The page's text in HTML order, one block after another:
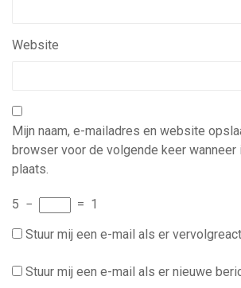
Website
Mijn naam, e-mailadres en website
browser voor de volgende keer wanneer
plaats.
5 − = 1
Stuur mij een e-mail als er
Stuur mij een e-mail als er nieuwe